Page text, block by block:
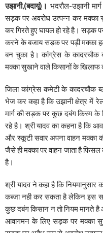
उझानी,(बदायूं)। भदरौल-उझानी
सड़क पर अवरोध उत्पन्न कर मक्का
कर गिरते हुए घायल हो रहे है। सड़क
करने के बजाय सड़क पर पड़ी मक्का
बन चुका है। कांग्रेस के कादरचौक
मक्का सुखाने वाले किसानों के खिलाफ
जिला कांग्रेस कमेटी के कादरचौक
भेज कर कहा है कि उझानी क्षेत्र में
मार्ग की सड़क पर कुछ दबंग किस्म
रहे है। श्री यादव का कहना है कि
और स्कूटी सवार अपना वाहन मक्का
जैसे ही मक्का पर वाहन जाता है फिसल
है।
श्री यादव ने कहा है कि
कब्जा नही कर सकता है लेकिन इस
कुछ दबंग किसान न तो नियम मानते है
आवागमन के लिए सड़क पर मक्का